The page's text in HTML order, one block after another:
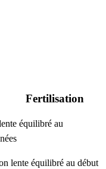
Fertilisation
équilibré au
lente équilibré au début